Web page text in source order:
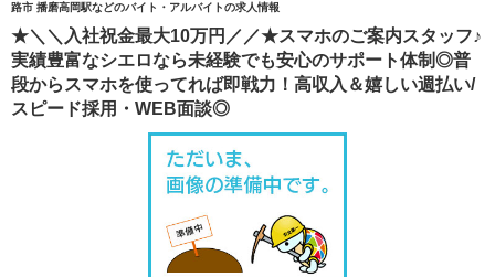
路市 播磨高岡駅などのバイト・アルバイトの求人情報
★＼＼入社祝金最大10万円／／★スマホのご案内スタッフ♪
実績豊富なシエロなら未経験でも安心のサポート体制◎普
段からスマホを使ってれば即戦力！高収入＆嬉しい週払い/
スピード採用・WEB面談◎